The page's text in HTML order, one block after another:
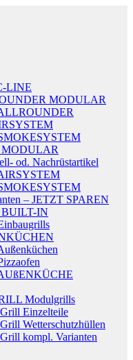
LINE
MODULAR
od. Nachrüstartikel
– JETZT SPAREN
IN
Modulgrills
Einzelteile
Wetterschutzhüllen
kompl. Varianten